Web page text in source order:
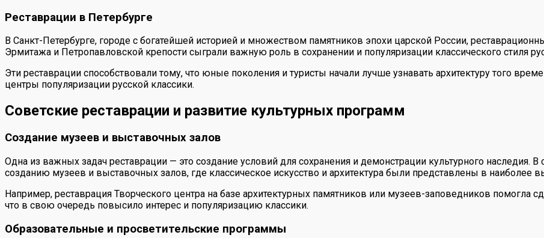
Реставрации в Петербурге
В Санкт-Петербурге, городе с богатейшей историей и множеством памятников эпохи царской России,
Эрмитажа и Петропавловской крепости сыграли важную роль в сохранении и популяризации классического стиля
Эти реставрации способствовали тому, что юные поколения и туристы начали лучше узнавать архитектуру того
центры популяризации русской классики.
Советские реставрации и развитие культурных программ
Создание музеев и выставочных залов
Одна из важных задач реставрации — это создание условий для сохранения и демонстрации культурного наследия.
созданию музеев и выставочных залов, где классическое искусство и архитектура были представлены в наиболее
Например, реставрация Творческого центра на базе архитектурных памятников или музеев-заповедников помогла
что в свою очередь повысило интерес и популяризацию классики.
Образовательные и просветительские программы